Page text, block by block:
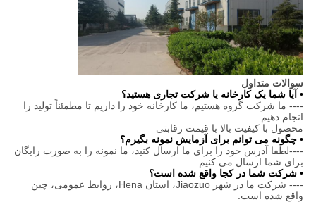
سوالات متداول
• آیا شما یک کارخانه یا شرکت تجاری هستید؟
---- ما شرکت گروه هستیم، ما کارخانه خود را داریم تا مطمئناً تولید را
انجام دهیم
محصول با کیفیت بالا با قیمت رقابتی
• چگونه می توانم برای آزمایش نمونه بگیرم؟
----لطفا آدرس خود را برای ما ارسال کنید، ما نمونه را به صورت رایگان
برای شما ارسال می کنیم.
• شرکت شما در کجا واقع شده است؟
---- شرکت ما در شهر Jiaozuo، استان Hena، روابط عمومی، چین
واقع شده است.